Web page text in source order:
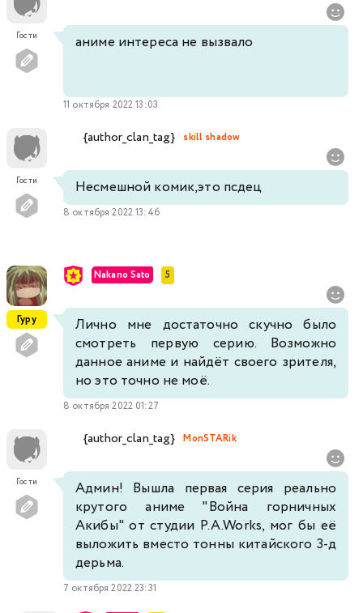
Гости аниме интереса не вызвало
11 октября 2022 13:03
Гости
{author_clan_tag} skill shadow
Несмешной комик,это псдец
8 октября 2022 13:46
Гуру
Nakano Sato 5
Лично мне достаточно скучно было
смотреть первую серию. Возможно
данное аниме и найдёт своего зрителя,
но это точно не моё.
8 октября 2022 01:27
Гости
{author_clan_tag} MonSTARik
Админ! Вышла первая серия реально
крутого аниме "Война горничных
Акибы" от студии P.A.Works, мог бы её
выложить вместо тонны китайского 3-д
дерьма.
7 октября 2022 23:31